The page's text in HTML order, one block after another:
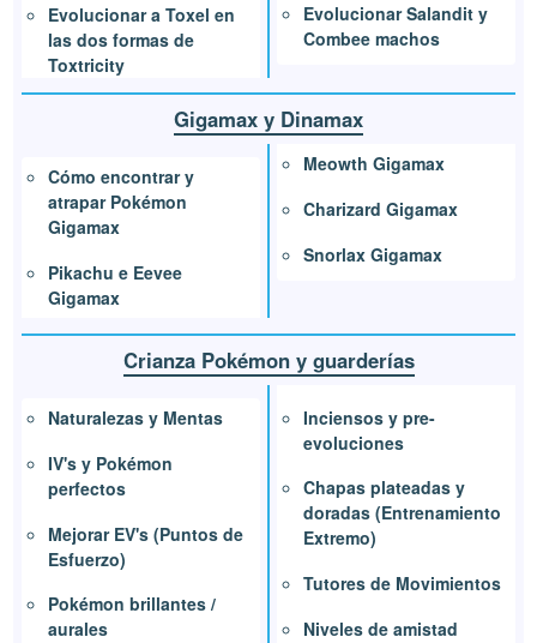
Evolucionar a Toxel en
las dos formas de
Toxtricity
Evolucionar Salandit y
Combee machos
Gigamax y Dinamax
Cómo encontrar y
atrapar Pokémon
Gigamax
Pikachu e Eevee
Gigamax
Meowth Gigamax
Charizard Gigamax
Snorlax Gigamax
Crianza Pokémon y guarderías
Naturalezas y Mentas
IV's y Pokémon
perfectos
Mejorar EV's (Puntos de
Esfuerzo)
Pokémon brillantes /
aurales
Inciensos y pre-
evoluciones
Chapas plateadas y
doradas (Entrenamiento
Extremo)
Tutores de Movimientos
Niveles de amistad